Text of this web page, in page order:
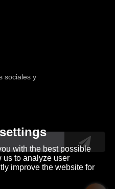
sociales y
with the best possible
us to analyze user
improve the website for